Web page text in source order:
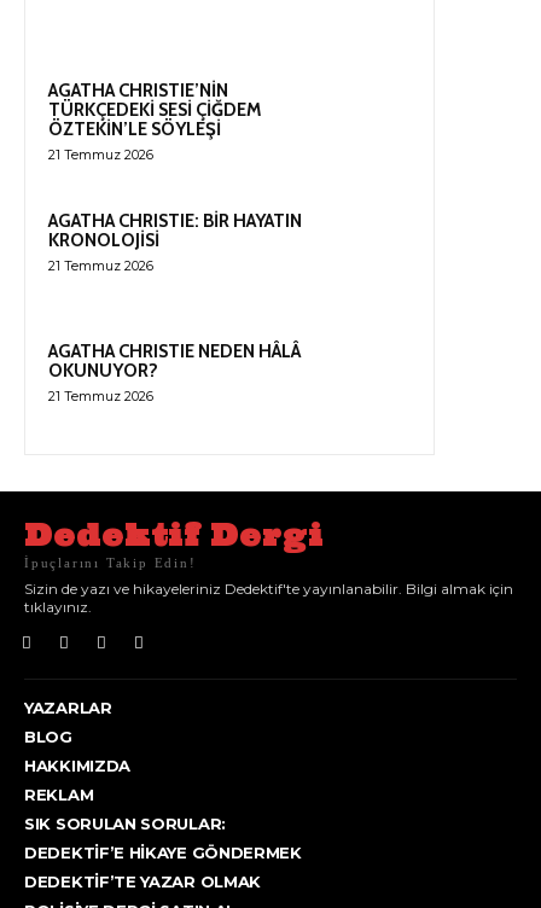
AGATHA CHRISTIE’NİN
TÜRKÇEDEKİ SESİ ÇİĞDEM
ÖZTEKİN’LE SÖYLEŞİ
21 Temmuz 2026
AGATHA CHRISTIE: BİR HAYATIN
KRONOLOJİSİ
21 Temmuz 2026
AGATHA CHRISTIE NEDEN HÂLÂ
OKUNUYOR?
21 Temmuz 2026
Dedektif Dergi
İpuçlarını Takip Edin!
Sizin de yazı ve hikayeleriniz Dedektif'te yayınlanabilir. Bilgi almak için
tıklayınız.
YAZARLAR
BLOG
HAKKIMIZDA
REKLAM
SIK SORULAN SORULAR:
DEDEKTIF’E HIKAYE GÖNDERMEK
DEDEKTIF’TE YAZAR OLMAK